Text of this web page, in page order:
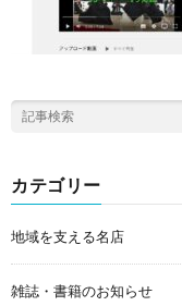
カテゴリー
地域を支える名店
雑誌・書籍のお知らせ